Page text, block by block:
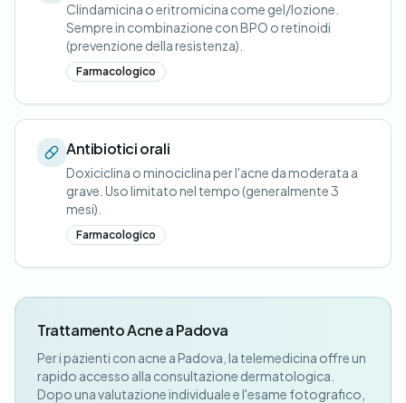
Clindamicina o eritromicina come gel/lozione.
Sempre in combinazione con BPO o retinoidi
(prevenzione della resistenza).
Farmacologico
Antibiotici orali
Doxiciclina o minociclina per l'acne da moderata a
grave. Uso limitato nel tempo (generalmente 3
mesi).
Farmacologico
Trattamento Acne a Padova
Per i pazienti con acne a Padova, la telemedicina offre un
rapido accesso alla consultazione dermatologica.
Dopo una valutazione individuale e l'esame fotografico,